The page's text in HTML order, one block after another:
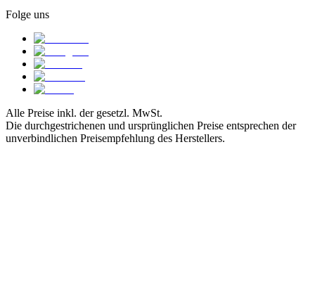
Folge uns
Alle Preise inkl. der gesetzl. MwSt.
Die durchgestrichenen und ursprünglichen Preise entsprechen der
unverbindlichen Preisempfehlung des Herstellers.